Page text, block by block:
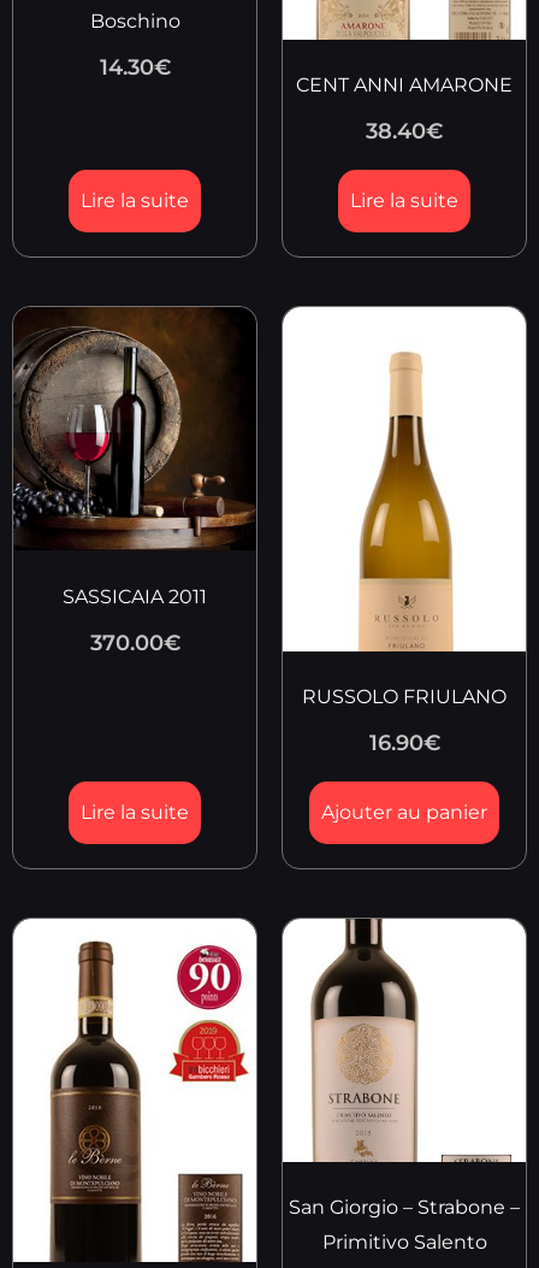
Boschino
14.30€
Lire la suite
CENT ANNI AMARONE
38.40€
Lire la suite
SASSICAIA 2011
370.00€
Lire la suite
RUSSOLO FRIULANO
16.90€
Ajouter au panier
San Giorgio – Strabone –
Primitivo Salento